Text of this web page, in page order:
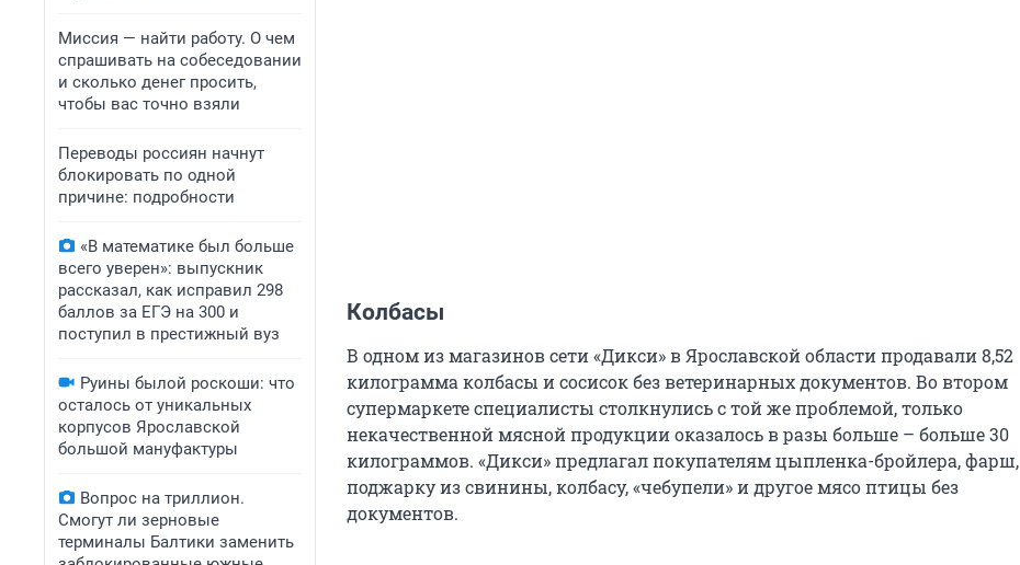
Миссия — найти работу. О чем
спрашивать на собеседовании
и сколько денег просить,
чтобы вас точно взяли
Переводы россиян начнут
блокировать по одной
причине: подробности
«В математике был больше
всего уверен»: выпускник
рассказал, как исправил 298
баллов за ЕГЭ на 300 и
поступил в престижный вуз
Руины былой роскоши: что
осталось от уникальных
корпусов Ярославской
большой мануфактуры
Вопрос на триллион.
Смогут ли зерновые
терминалы Балтики заменить
Колбасы
В одном из магазинов сети «Дикси» в Ярославской области продавали 8,52
килограмма колбасы и сосисок без ветеринарных документов. Во втором
супермаркете специалисты столкнулись с той же проблемой, только
некачественной мясной продукции оказалось в разы больше – больше 30
килограммов. «Дикси» предлагал покупателям цыпленка-бройлера, фарш,
поджарку из свинины, колбасу, «чебупели» и другое мясо птицы без
документов.